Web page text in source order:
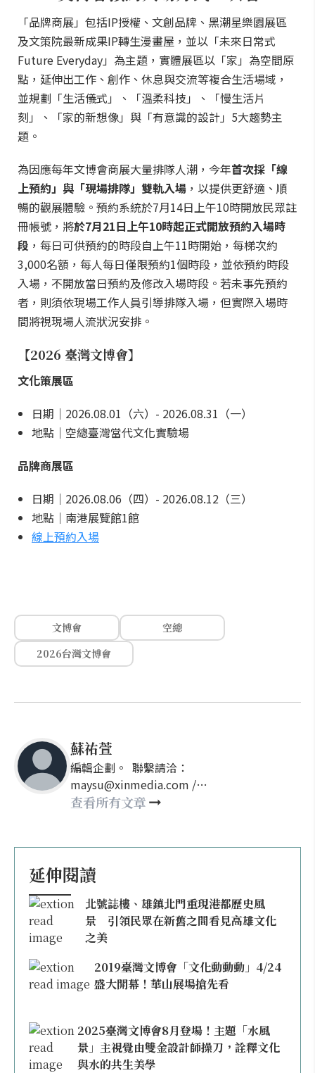
「品牌商展」包括IP授權、文創品牌、黑潮星樂園展區
及文策院最新成果IP轉生漫畫屋，並以「未來日常式
Future Everyday」為主題，實體展區以「家」為空間原
點，延伸出工作、創作、休息與交流等複合生活場域，
並規劃「生活儀式」、「溫柔科技」、「慢生活片
刻」、「家的新想像」與「有意識的設計」5大趨勢主
題。
為因應每年文博會商展大量排隊人潮，今年首次採「線
上預約」與「現場排隊」雙軌入場 ，以提供更舒適、順
暢的觀展體驗。預約系統於7月14日上午10時開放民眾註
冊帳號，將於7月21日上午10時起正式開放預約入場時
段 ，每日可供預約的時段自上午11時開始，每梯次約
3,000名額，每人每日僅限預約1個時段，並依預約時段
入場，不開放當日預約及修改入場時段。若未事先預約
者，則須依現場工作人員引導排隊入場，但實際入場時
間將視現場人流狀況安排。
【2026 臺灣文博會】
文化策展區
日期｜2026.08.01（六）- 2026.08.31（一）
地點｜空總臺灣當代文化實驗場
品牌商展區
日期｜2026.08.06（四）- 2026.08.12（三）
地點｜南港展覽館1館
線上預約入場
文博會
空總
2026台灣文博會
蘇祐萱
編輯企劃。 聯繫請洽：
maysu@xinmedia.com /
may860527@gmail.com
查看所有文章
延伸閱讀
北號誌樓、雄鎮北門重現港都歷史風
景 引領民眾在新舊之間看見高雄文化
之美
2019臺灣文博會「文化動動動」4/24
盛大開幕！華山展場搶先看
2025臺灣文博會8月登場！主題「水風
景」主視覺由雙金設計師操刀，詮釋文化
與水的共生美學